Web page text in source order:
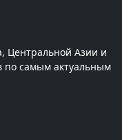
Центральной Азии и
по самым актуальным